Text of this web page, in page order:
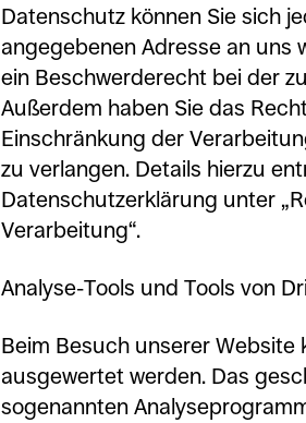
Datenschutz können Sie sich
angegebenen Adresse an uns
ein Beschwerderecht bei der
Außerdem haben Sie das
Einschränkung der
zu verlangen. Details hierzu
Datenschutzerklärung unter
Verarbeitung“.
Analyse-Tools und Tools von
Beim Besuch unserer
ausgewertet werden. Das
sogenannten